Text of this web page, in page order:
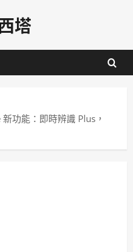
塔
功能：即時辨識 Plus，